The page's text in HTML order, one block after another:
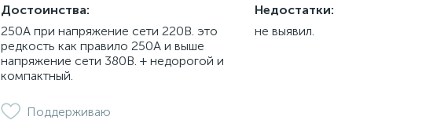
Достоинства:
250А при напряжение сети 220В. это
редкость как правило 250А и выше
напряжение сети 380В. + недорогой и
компактный.
Недостатки:
не выявил.
Поддерживаю